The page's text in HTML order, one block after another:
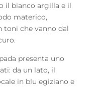
il bianco argilla e il
materico,
toni che vanno dal
presenta uno
da un lato, il
in blu egiziano e